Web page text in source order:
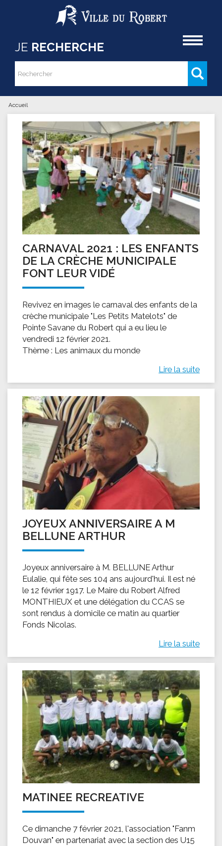
Aller au contenu principal
JE RECHERCHE
Formulaire de recherche
Rechercher
Vous êtes ici
Accueil
CARNAVAL 2021 : LES ENFANTS
DE LA CRÈCHE MUNICIPALE
FONT LEUR VIDÉ
Revivez en images le carnaval des enfants de la
crèche municipale "Les Petits Matelots" de
Pointe Savane du Robert qui a eu lieu le
vendredi 12 février 2021.
Thème : Les animaux du monde
Lire la suite
JOYEUX ANNIVERSAIRE A M
BELLUNE ARTHUR
Joyeux anniversaire à M. BELLUNE Arthur
Eulalie, qui fête ses 104 ans aujourd'hui. Il est né
le 12 février 1917. Le Maire du Robert Alfred
MONTHIEUX et une délégation du CCAS se
sont rendus à domicile ce matin au quartier
Fonds Nicolas.
Lire la suite
MATINEE RECREATIVE
Ce dimanche 7 février 2021, l'association "Fanm
Douvan" en partenariat avec la section des U15